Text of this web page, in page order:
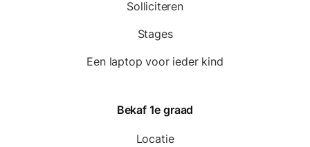
Solliciteren
Stages
Een laptop voor ieder kind
Bekaf 1e graad
Locatie